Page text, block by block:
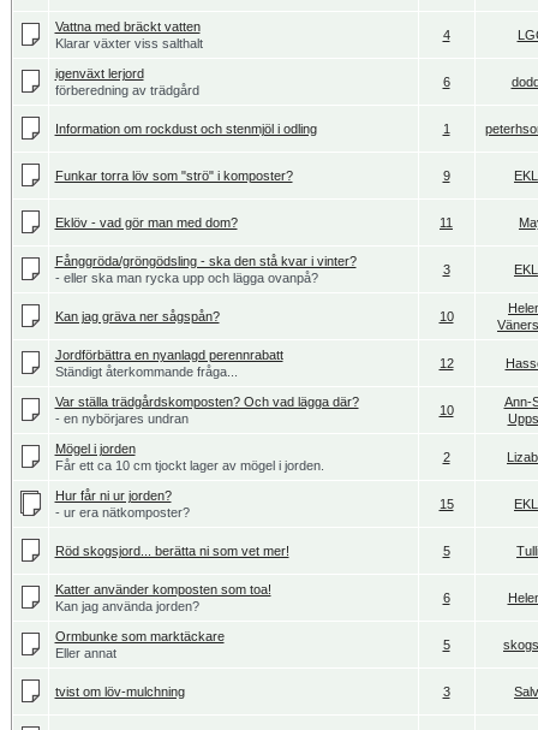
Vattna med bräckt vatten
Klarar växter viss salthalt
4
igenväxt lerjord
förberedning av trädgård
6
Information om rockdust och stenmjöl i odling 1
Funkar torra löv som "strö" i komposter? 9
Eklöv - vad gör man med dom? 11
Fånggröda/gröngödsling - ska den stå kvar i vinter?
- eller ska man rycka upp och lägga ovanpå?
3
Kan jag gräva ner sågspån? 10
Jordförbättra en nyanlagd perennrabatt
Ständigt återkommande fråga...
12
Var ställa trädgårdskomposten? Och vad lägga där?
- en nybörjares undran
10
Ann-
Mögel i jorden
Får ett ca 10 cm tjockt lager av mögel i jorden.
2
Hur får ni ur jorden?
- ur era nätkomposter?
15
Röd skogsjord... berätta ni som vet mer! 5
Katter använder komposten som toa!
Kan jag använda jorden?
6
Ormbunke som marktäckare
Eller annat
5
tvist om löv-mulchning 3